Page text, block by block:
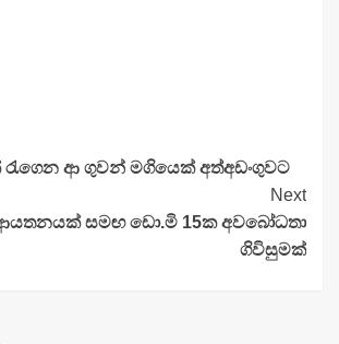
රැගෙන ආ ගුවන් මගියෙක් අත්අඩංගුවට
Next
සමඟ ඩො.මි 15ක අවබෝධතා
ගිවිසුමක්